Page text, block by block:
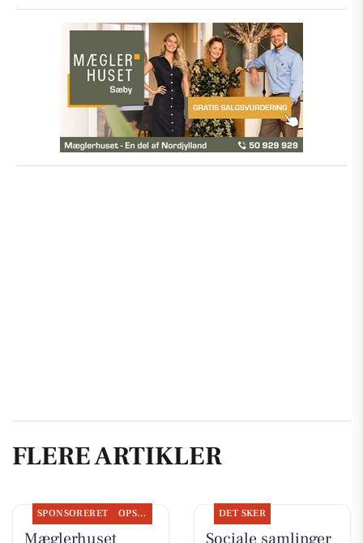
FLERE ARTIKLER
SPONSORERET OPSLAGSTAVLEN
Mæglerhuset
DET SKER
Sociale samlinger